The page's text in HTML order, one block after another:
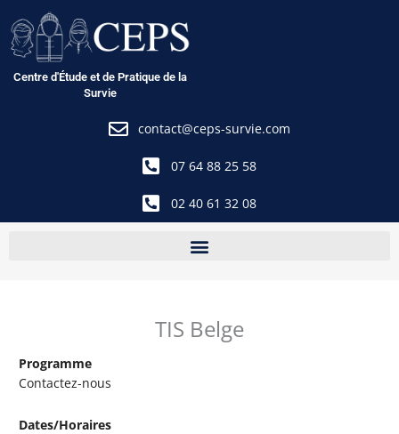
au
contenu
Centre d'Étude et de Pratique de la
Survie
contact@ceps-survie.com
07 64 88 25 58
02 40 61 32 08
TIS Belge
Programme
Contactez-nous
Dates/Horaires